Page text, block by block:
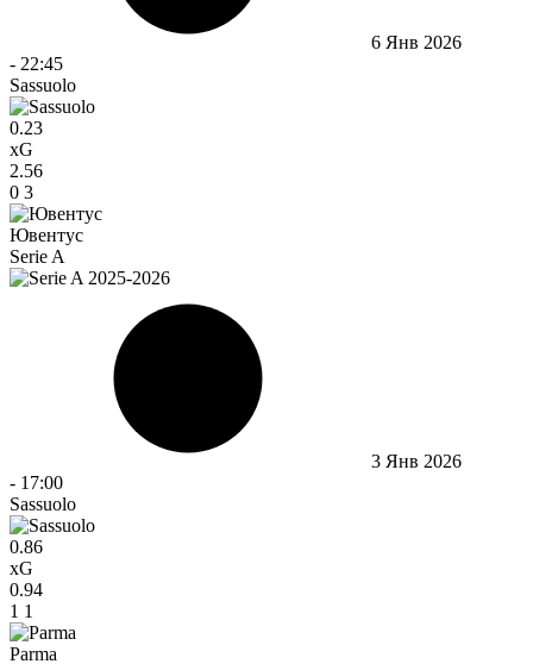
6 Янв 2026
- 22:45
Sassuolo
0.23
xG
2.56
0 3
Ювентус
Serie A
3 Янв 2026
- 17:00
Sassuolo
0.86
xG
0.94
1 1
Parma